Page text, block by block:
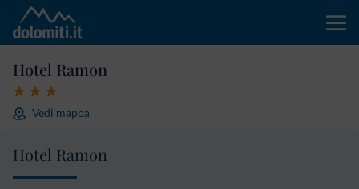
Hotel Ramon
Vedi mappa
Hotel Ramon